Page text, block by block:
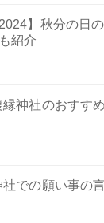
2024】秋分の日
紹介
縁神社のおすす
社での願い事の